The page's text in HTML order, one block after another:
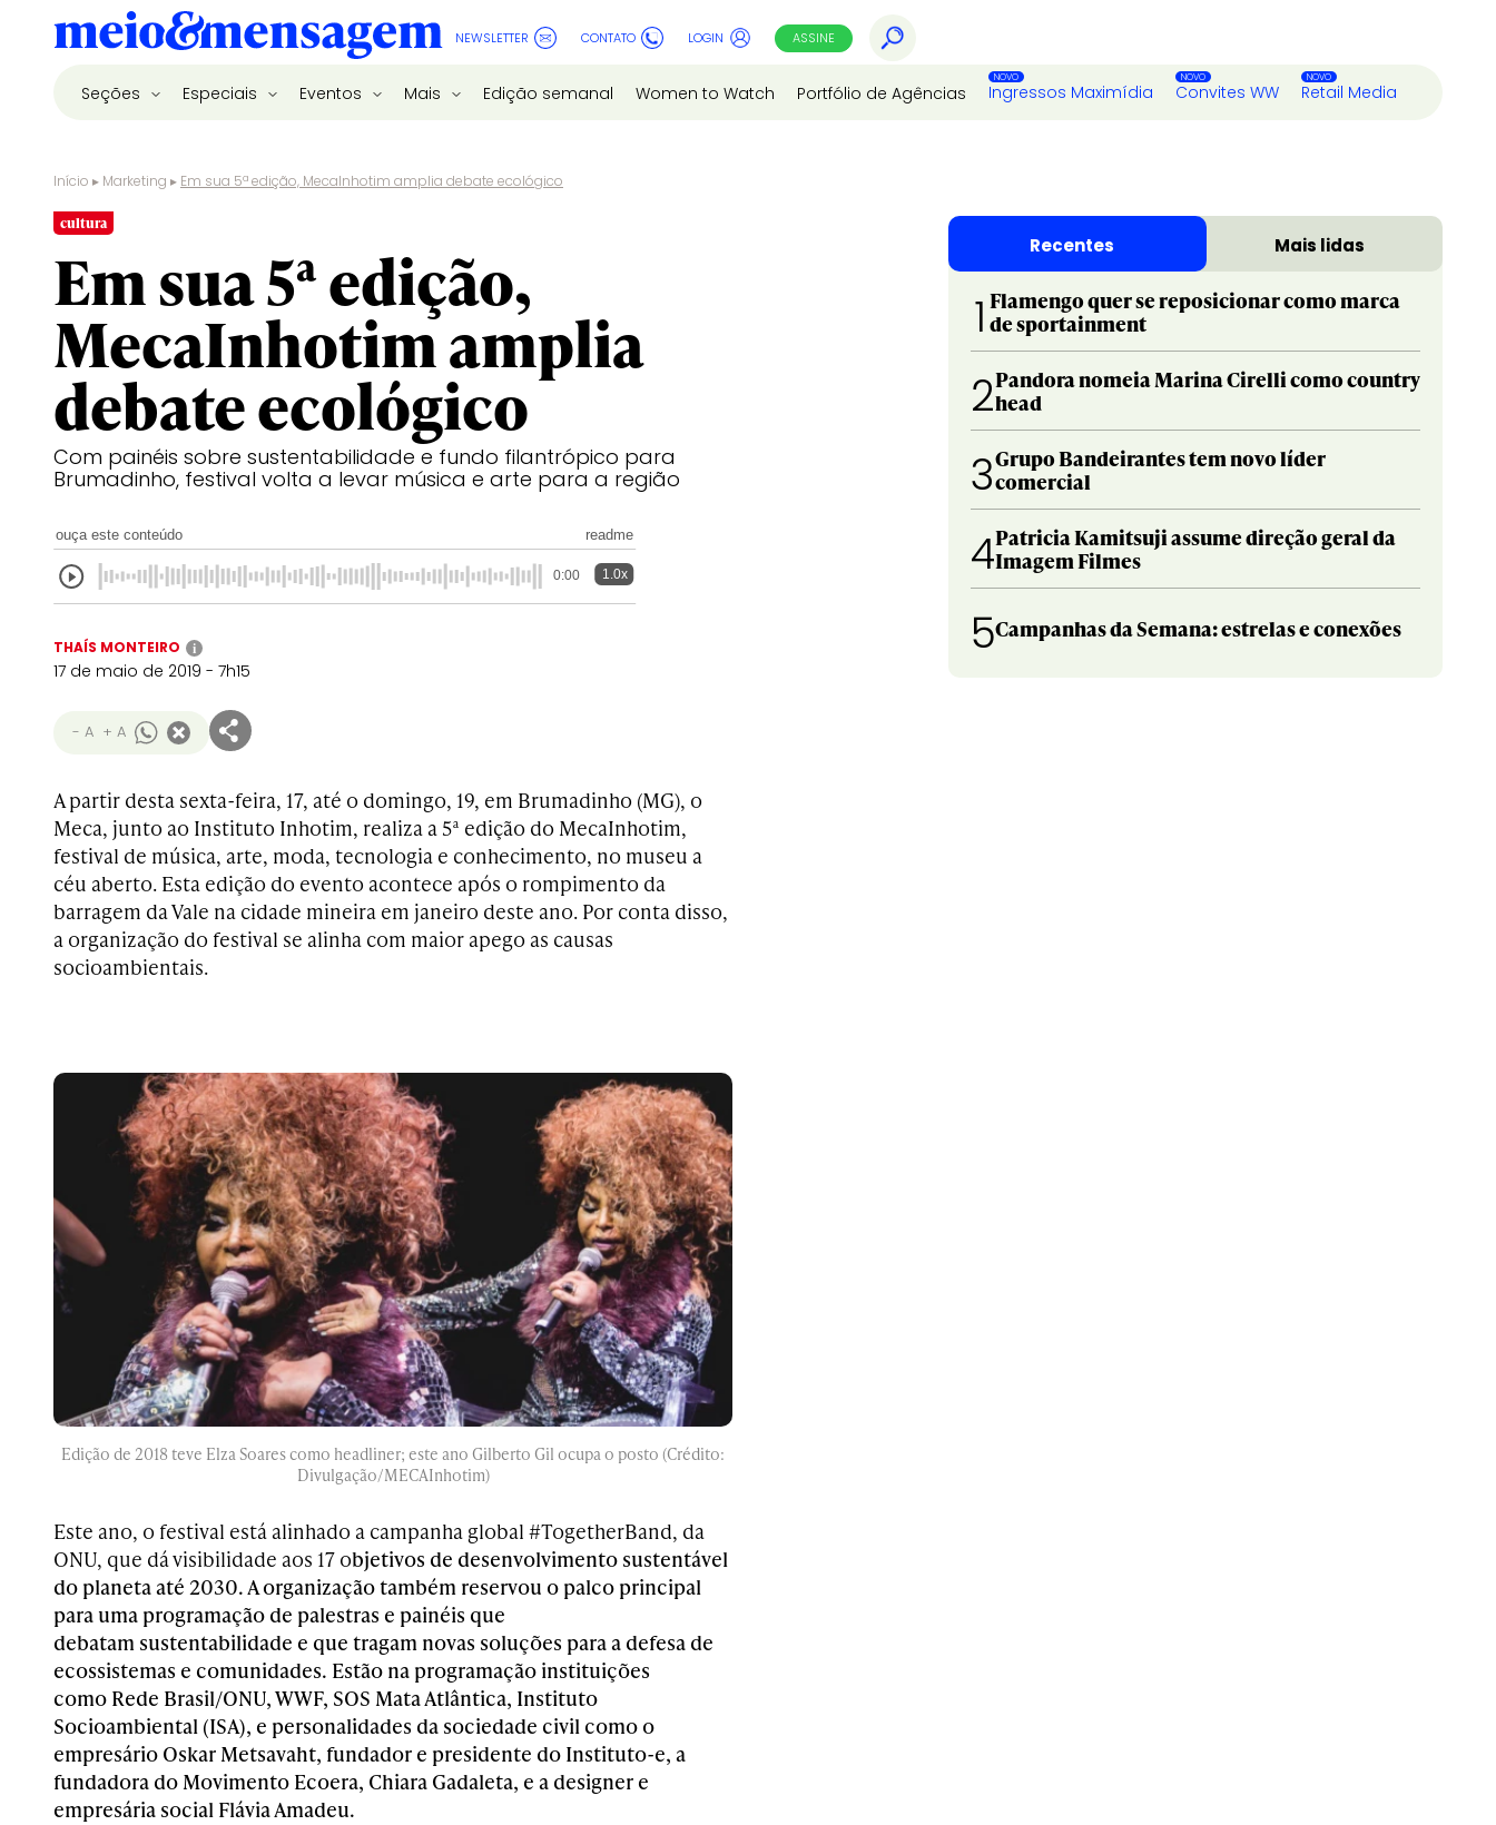
NEWSLETTER CONTATO LOGIN ASSINE
Seções Especiais Eventos Mais Edição semanal Women to Watch Portfólio de Agências Ingressos Maximídia Convites WW Retail Media
Início ▸ Marketing ▸ Em sua 5ª edição, MecaInhotim amplia debate ecológico
cultura
Em sua 5ª edição,
MecaInhotim amplia
debate ecológico
Com painéis sobre sustentabilidade e fundo filantrópico para
Brumadinho, festival volta a levar música e arte para a região
ouça este conteúdo readme
0:00 1.0x
THAÍS MONTEIRO i
17 de maio de 2019 - 7h15
- A + A
A partir desta sexta-feira, 17, até o domingo, 19, em Brumadinho (MG), o
Meca, junto ao Instituto Inhotim, realiza a 5ª edição do MecaInhotim,
festival de música, arte, moda, tecnologia e conhecimento, no museu a
céu aberto. Esta edição do evento acontece após o rompimento da
barragem da Vale na cidade mineira em janeiro deste ano. Por conta disso,
a organização do festival se alinha com maior apego as causas
socioambientais.
Edição de 2018 teve Elza Soares como headliner; este ano Gilberto Gil ocupa o posto (Crédito:
Divulgação/MECAInhotim)
Este ano, o festival está alinhado a campanha global #TogetherBand, da
ONU, que dá visibilidade aos 17 objetivos de desenvolvimento sustentável
do planeta até 2030. A organização também reservou o palco principal
para uma programação de palestras e painéis que
debatam sustentabilidade e que tragam novas soluções para a defesa de
ecossistemas e comunidades. Estão na programação instituições
como Rede Brasil/ONU, WWF, SOS Mata Atlântica, Instituto
Socioambiental (ISA), e personalidades da sociedade civil como o
empresário Oskar Metsavaht, fundador e presidente do Instituto-e, a
fundadora do Movimento Ecoera, Chiara Gadaleta, e a designer e
empresária social Flávia Amadeu.
Recentes Mais lidas
1 Flamengo quer se reposicionar como marca
de sportainment
2Pandora nomeia Marina Cirelli como country
head
3Grupo Bandeirantes tem novo líder
comercial
4Patricia Kamitsuji assume direção geral da
Imagem Filmes
5Campanhas da Semana: estrelas e conexões